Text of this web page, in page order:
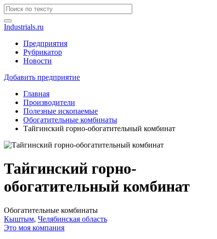
Industrials.ru
Предприятия
Рубрикатор
Новости
Добавить предприятие
Главная
Производители
Полезные ископаемые
Обогатительные комбинаты
Тайгинский горно-обогатительный комбинат
Тайгинский горно-
обогатительный комбинат
Обогатительные комбинаты
Кыштым, Челябинская область
Это моя компания